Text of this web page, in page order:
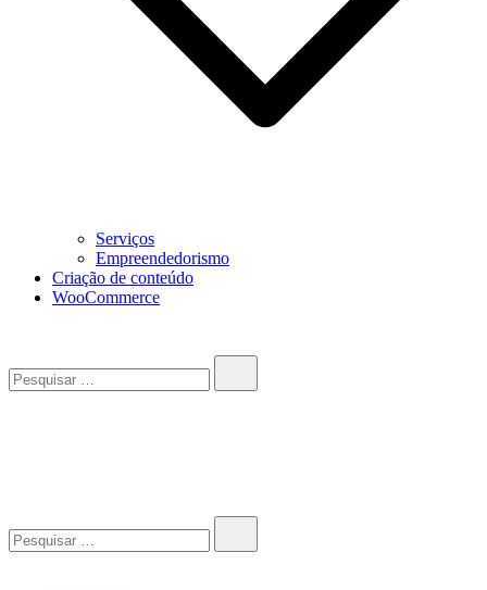
Serviços
Empreendedorismo
Criação de conteúdo
WooCommerce